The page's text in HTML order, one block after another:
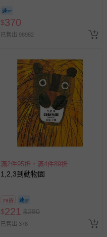
$370
已售出 98982
滿2件95折，滿4件89折
1,2,3到動物園
79折
$221 $280
已售出 378